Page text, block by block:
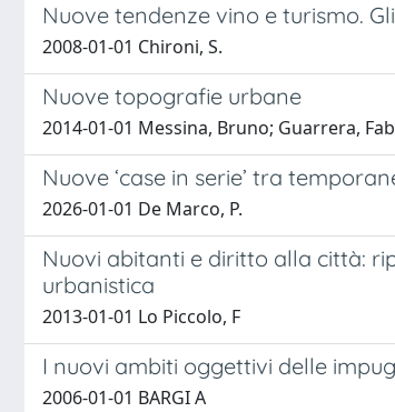
Nuove tendenze vino e turismo.
2008-01-01 Chironi, S.
Nuove topografie urbane
2014-01-01 Messina, Bruno; Guarrera,
Nuove ‘case in serie’ tra
2026-01-01 De Marco, P.
Nuovi abitanti e diritto alla città:
urbanistica
2013-01-01 Lo Piccolo, F
I nuovi ambiti oggettivi delle
2006-01-01 BARGI A